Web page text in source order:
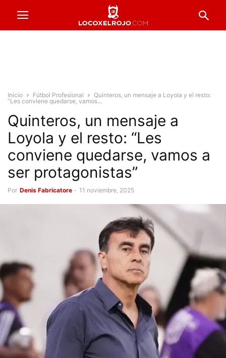
Inicio Fútbol Profesional
Quinteros, un mensaje a Loyola y el resto:
“Les conviene quedarse, vamos...
Quinteros, un mensaje a
Loyola y el resto: “Les
conviene quedarse, vamos a
ser protagonistas”
Por Denis Fabricatore - 11 noviembre, 2025